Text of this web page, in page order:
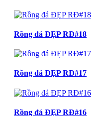
Rồng đá ĐẸP RĐ#18
Rồng đá ĐẸP RĐ#17
Rồng đá ĐẸP RĐ#16